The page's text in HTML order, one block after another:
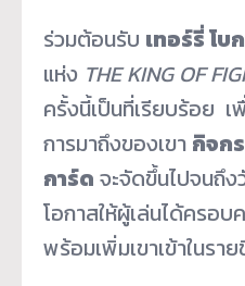
ร่วมต้อนรับ เทอร์รี่ โบ
แห่ง THE KING OF
ครั้งนี้เป็นที่เรียบร้อย เ
การมาถึงของเขา กิจก
การ์ด จะจัดขึ้นไปจนถึ
โอกาสให้ผู้เล่นได้ครอบ
พร้อมเพิ่มเขาเข้าในรา